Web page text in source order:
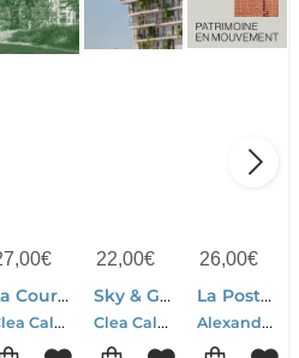
€
La Courrouze : Rennes, Saint-jacques-de-la-lande
Clea Calderoni
22,00€
Sky & Garden : Maison Edouard Francois
Clea Calderoni
26,00€
La Poste, Patrimoine En Mouvement
Alexandra Fau-Pascal Roman-Julie Weber-Clea Calderoni-Carine Merlino-Sebastien Richez-Jean-phi Hugron